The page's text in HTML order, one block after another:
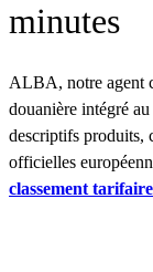
minutes
ALBA, notre agent
douanière intégré
descriptifs produits,
officielles
classement tarifaire